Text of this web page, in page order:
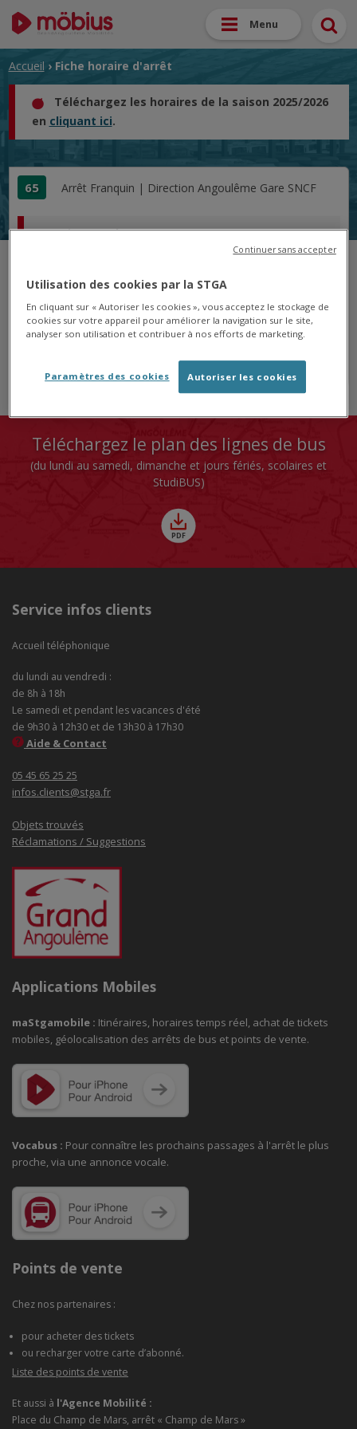
Menu
Accueil › Fiche horaire d'arrêt
Téléchargez les horaires de la saison 2025/2026
en cliquant ici.
65 Arrêt Franquin | Direction Angoulême Gare SNCF
Horaire pour le 04/06/2026
18h 13
Horaires applicables uniquement pour le jour
choisi.
Téléchargez le plan des lignes de bus
(du lundi au samedi, dimanche et jours fériés, scolaires et
StudiBUS)
Service infos clients
Accueil téléphonique
du lundi au vendredi :
de 8h à 18h
Le samedi et pendant les vacances d'été
de 9h30 à 12h30 et de 13h30 à 17h30
Aide & Contact
05 45 65 25 25
infos.clients@stga.fr
Objets trouvés
Réclamations / Suggestions
Applications Mobiles
maStgamobile : Itinéraires, horaires temps réel, achat de tickets
mobiles, géolocalisation des arrêts de bus et points de vente.
Vocabus : Pour connaître les prochains passages à l'arrêt le plus
proche, via une annonce vocale.
Points de vente
Chez nos partenaires :
pour acheter des tickets
ou recharger votre carte d’abonné.
Liste des points de vente
Et aussi à l'Agence Mobilité :
Place du Champ de Mars, arrêt « Champ de Mars »
Utilisation des cookies par la STGA
En cliquant sur « Autoriser les cookies », vous acceptez le stockage de
cookies sur votre appareil pour améliorer la navigation sur le site,
analyser son utilisation et contribuer à nos efforts de marketing.
Autoriser les cookies
Paramètres des cookies
Continuer sans accepter